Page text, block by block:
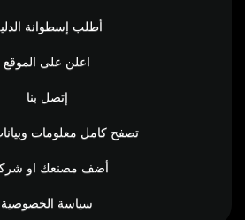
أطلب إسطوانة
اعلن على الموقع
إتصل بنا
تصفح كامل معلومات
أضف مصنعك او
سياسة الخصوصية